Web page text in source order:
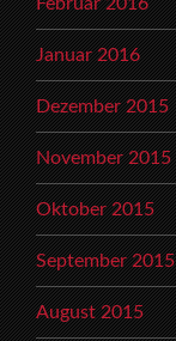
Februar 2016
Januar 2016
Dezember 2015
November 2015
Oktober 2015
September 2015
August 2015